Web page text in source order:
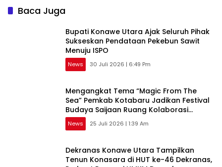
Komitmen Kebangsaan
Baca Juga
Bupati Konawe Utara Ajak Seluruh Pihak
Sukseskan Pendataan Pekebun Sawit
Menuju ISPO
News 30 Juli 2026 | 6:49 Pm
Mengangkat Tema “Magic From The
Sea” Pemkab Kotabaru Jadikan Festival
Budaya Saijaan Ruang Kolaborasi
Pelestarian Budaya Bajau
News 25 Juli 2026 | 1:39 Am
Dekranas Konawe Utara Tampilkan
Tenun Konasara di HUT ke-46 Dekranas,